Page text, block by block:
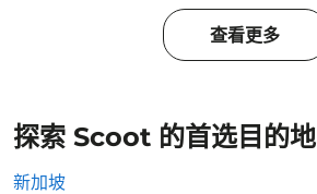
查看更多
探索 Scoot 的首选目的地
新加坡